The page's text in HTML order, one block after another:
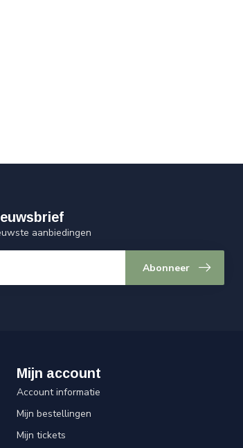
aanbiedingen
Abonneer
Mijn account
Account informatie
Mijn bestellingen
Mijn tickets